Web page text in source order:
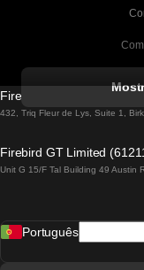
Firebird GT Limited (OC
432, Triq Fleur de Lys, Suite 1,
Firebird GT Limited
Unit G 15/F Tal Building 49 Austin
Português